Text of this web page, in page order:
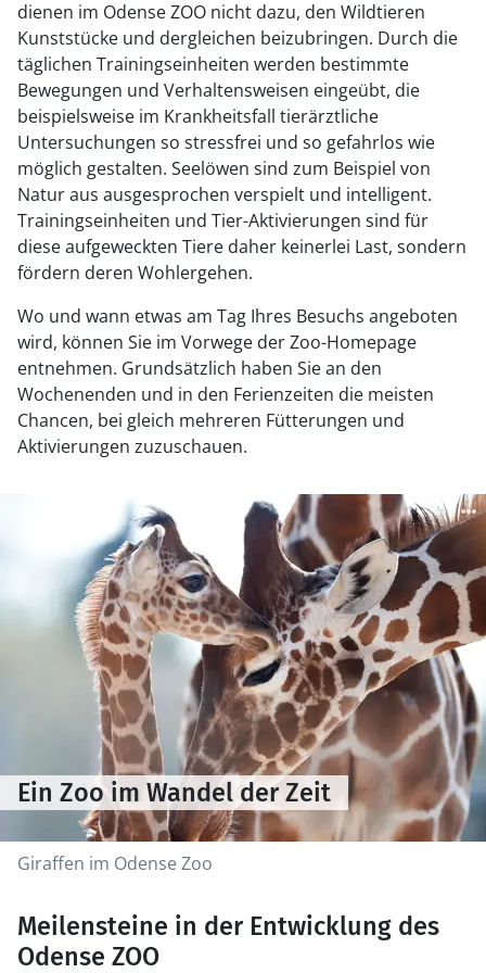
dienen im Odense ZOO nicht dazu, den Wildtieren
Kunststücke und dergleichen beizubringen. Durch die
täglichen Trainingseinheiten werden bestimmte
Bewegungen und Verhaltensweisen eingeübt, die
beispielsweise im Krankheitsfall tierärztliche
Untersuchungen so stressfrei und so gefahrlos wie
möglich gestalten. Seelöwen sind zum Beispiel von
Natur aus ausgesprochen verspielt und intelligent.
Trainingseinheiten und Tier-Aktivierungen sind für
diese aufgeweckten Tiere daher keinerlei Last, sondern
fördern deren Wohlergehen.
Wo und wann etwas am Tag Ihres Besuchs angeboten
wird, können Sie im Vorwege der Zoo-Homepage
entnehmen. Grundsätzlich haben Sie an den
Wochenenden und in den Ferienzeiten die meisten
Chancen, bei gleich mehreren Fütterungen und
Aktivierungen zuzuschauen.
Giraffen im Odense Zoo
Ein Zoo im Wandel der Zeit
Meilensteine in der Entwicklung des
Odense ZOO